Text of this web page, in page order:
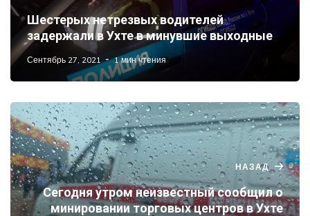
Шестерых нетрезвых водителей
задержали в Ухте в минувшие выходные
Сентябрь 27, 2021 1 мин чтения
НАЗАД
Сегодня утром неизвестный сообщил о
минировании торговых центров в Ухте